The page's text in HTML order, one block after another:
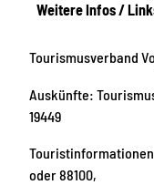
Weitere Infos /
Tourismusverband
Auskünfte:
19449
oder 88100,